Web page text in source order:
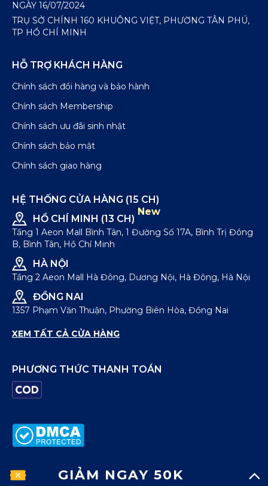
GIẢM NGAY 50K
NGÀY 16/07/2024
TRỤ SỞ CHÍNH 160 KHUÔNG VIỆT, PHƯỜNG TÂN PHÚ,
TP HỒ CHÍ MINH
HỖ TRỢ KHÁCH HÀNG
Chính sách đổi hàng và bảo hành
Chính sách Membership
Chính sách ưu đãi sinh nhật
Chính sách bảo mật
Chính sách giao hàng
HỆ THỐNG CỬA HÀNG (15 CH)
HỒ CHÍ MINH (13 CH)
New
Tầng 1 Aeon Mall Bình Tân, 1 Đường Số 17A, Bình Trị Đông
B, Bình Tân, Hồ Chí Minh
HÀ NỘI
Tầng 2 Aeon Mall Hà Đông, Dương Nội, Hà Đông, Hà Nội
ĐỒNG NAI
1357 Phạm Văn Thuận, Phường Biên Hòa, Đồng Nai
XEM TẤT CẢ CỬA HÀNG
PHƯƠNG THỨC THANH TOÁN
© Bản quyền thuộc về ICONDENIM